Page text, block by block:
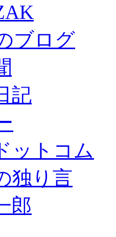
ブログ
記
ットコム
独り言
郎